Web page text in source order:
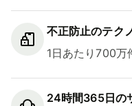
不正防止のテク
1日あたり700万
24時間365日の